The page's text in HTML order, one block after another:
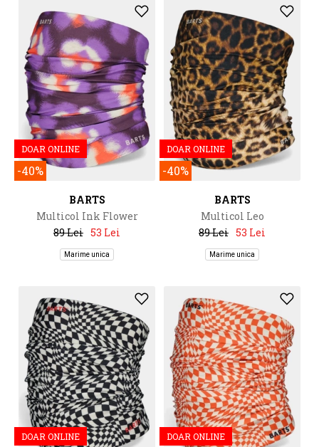
DOAR ONLINE
-40%
BARTS
Multicol Ink Flower
89 Lei 53 Lei
Marime unica
DOAR ONLINE
-40%
BARTS
Multicol Leo
89 Lei 53 Lei
Marime unica
DOAR ONLINE DOAR ONLINE